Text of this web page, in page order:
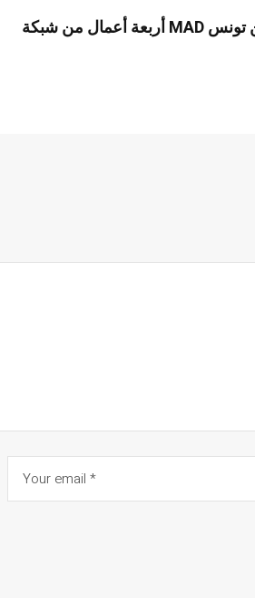
أربعة أعمال من شبكة MAD في مهرجان القاهرة السينمائي: حضور يربط بين تونس